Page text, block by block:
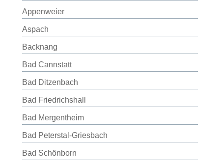
Appenweier
Aspach
Backnang
Bad Cannstatt
Bad Ditzenbach
Bad Friedrichshall
Bad Mergentheim
Bad Peterstal-Griesbach
Bad Schönborn